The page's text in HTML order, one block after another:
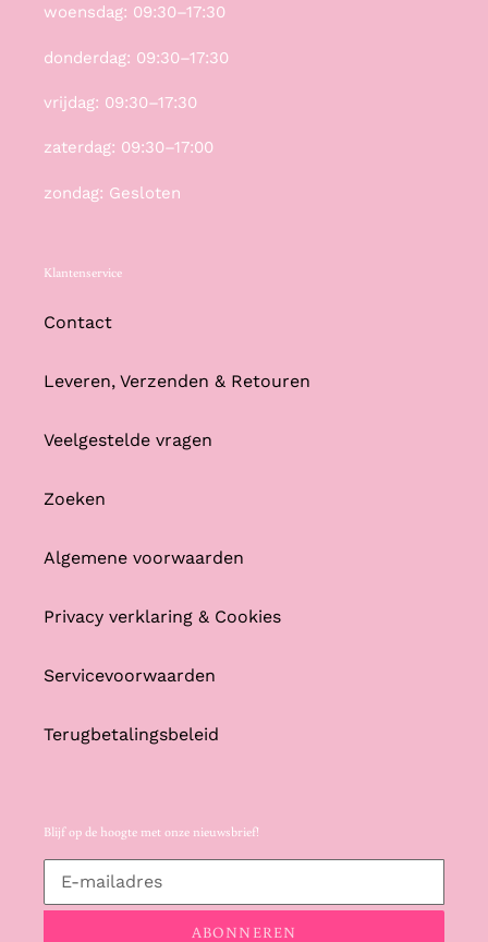
woensdag: 09:30–17:30
donderdag: 09:30–17:30
vrijdag: 09:30–17:30
zaterdag: 09:30–17:00
zondag: Gesloten
Klantenservice
Contact
Leveren, Verzenden & Retouren
Veelgestelde vragen
Zoeken
Algemene voorwaarden
Privacy verklaring & Cookies
Servicevoorwaarden
Terugbetalingsbeleid
Blijf op de hoogte met onze nieuwsbrief!
ABONNEREN